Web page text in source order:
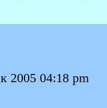
2005 04:18 pm